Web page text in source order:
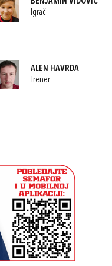
Igrač
ALEN HAVRDA
Trener